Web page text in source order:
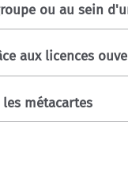
ou au sein
aux licences
les métacartes